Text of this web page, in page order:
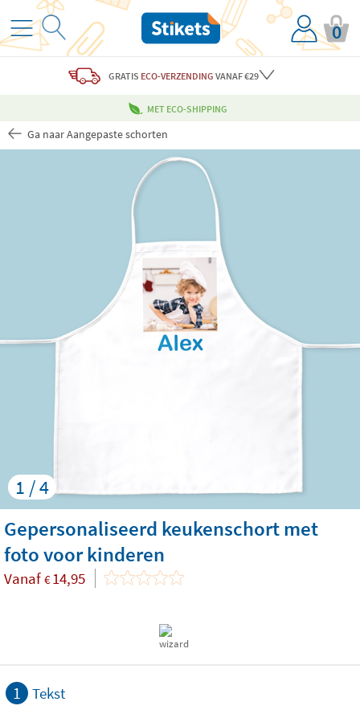
0
GRATIS ECO-VERZENDING VANAF €29
MET ECO-SHIPPING
Ga naar Aangepaste schorten
1 / 4
Gepersonaliseerd keukenschort met
foto voor kinderen
Vanaf €14,95
1 Tekst